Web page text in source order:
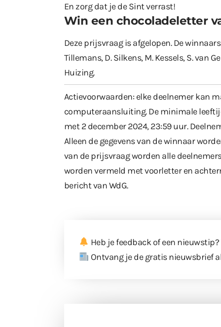
En zorg dat je de Sint verrast!
Win een chocoladeletter
Deze prijsvraag is afgelopen. De
Tillemans, D. Silkens, M. Kessels, S. van
Huizing.
Actievoorwaarden: elke deelnemer kan
computeraansluiting. De minimale
met 2 december 2024, 23:59 uur.
Alleen de gegevens van de winnaar
van de prijsvraag worden alle
worden vermeld met voorletter en
bericht van WdG.
Heb je feedback of een nieuwstip?
Ontvang je de gratis nieuwsbrief